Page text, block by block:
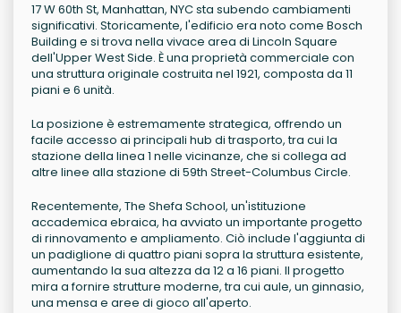
17 W 60th St, Manhattan, NYC sta subendo cambiamenti
significativi. Storicamente, l'edificio era noto come Bosch
Building e si trova nella vivace area di Lincoln Square
dell'Upper West Side. È una proprietà commerciale con
una struttura originale costruita nel 1921, composta da 11
piani e 6 unità.
La posizione è estremamente strategica, offrendo un
facile accesso ai principali hub di trasporto, tra cui la
stazione della linea 1 nelle vicinanze, che si collega ad
altre linee alla stazione di 59th Street-Columbus Circle.
Recentemente, The Shefa School, un'istituzione
accademica ebraica, ha avviato un importante progetto
di rinnovamento e ampliamento. Ciò include l'aggiunta di
un padiglione di quattro piani sopra la struttura esistente,
aumentando la sua altezza da 12 a 16 piani. Il progetto
mira a fornire strutture moderne, tra cui aule, un ginnasio,
una mensa e aree di gioco all'aperto.